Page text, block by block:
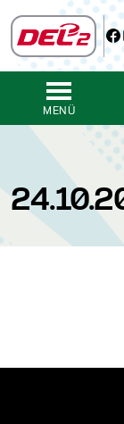
MENÜ